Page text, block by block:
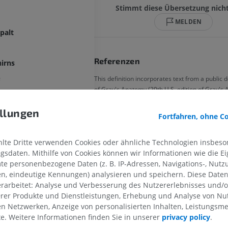
Stimmt diese Übersetzung
MELDEN
Referenzen
This definition incorporates text from a public
of Gray's Anatomy (20th U.S. edition of Gray's
PREMIUM
MRT der Schulter
MRT
PREMIUM
MRT des Handgelenks
PREMIUM
unteren
Röntgenbilder
KOSTENLOS
Fortfahren, ohne
Dritte verwenden Cookies oder ähnliche Technologien
Mithilfe von Cookies können wir Informationen wie die
personenbezogene Daten (z. B. IP-Adressen, Navigations-,
eindeutige Kennungen) analysieren und speichern. Diese
Analyse und Verbesserung des Nutzererlebnisses und/
Produkte und Dienstleistungen, Erhebung und Analyse von
Netzwerken, Anzeige von personalisierten Inhalten,
Weitere Informationen finden Sie in unserer privacy policy.